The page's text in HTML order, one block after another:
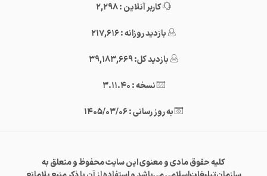
کاربر آنلاین : 2,298
بازدید روزانه : 217,616
بازدید کل: 39,183,669
نسخه : 3.11.40
به روز رسانی : 1405/03/06
کلیه حقوق مادی و معنوی این سایت محفوظ و متعلق به